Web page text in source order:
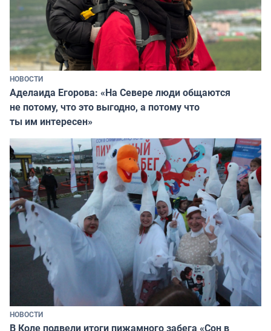
НОВОСТИ
Аделаида Егорова: «На Севере люди общаются
не потому, что это выгодно, а потому что
ты им интересен»
НОВОСТИ
В Коле подвели итоги пижамного забега «Сон в